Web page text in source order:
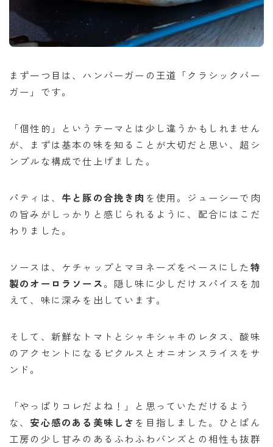
まず一つ目は、ハンバーガーの王道「クラシックバー
ガー」です。
「個性的」というテーマとは少し違うかもしれません
が、まずは基本の味を知ることが大切だと思い、超シ
ンプルな構成で仕上げました。
パティは、 牛と豚の合挽き肉 を使用。ジューシーで肉
の旨みがしっかりと感じられるように、配合にはこだ
わりました。
ソースは、ケチャップとマヨネーズをベースにした 特
製のオーロラソース。隠し味に少しだけスパイスを加
えて、味に深みを出しています。
そして、新鮮なトマトとシャキシャキのレタス、酸味
のアクセントになるピクルスとオニオンスライスをサ
ンド。
「やっぱりコレだよね！」と思っていただけるよう
な、 安心感のある美味しさ を目指しました。ひとぱん
工房の少し甘みのあるふわふわバンズとの相性も抜群